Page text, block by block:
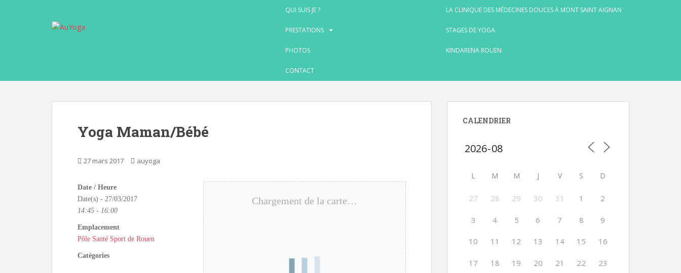
QUI SUIS JE ?
PRESTATIONS
PHOTOS
CONTACT
LA CLINIQUE DES MÉDECINES DOUCES À MONT SAINT AIGNAN
STAGES DE YOGA
KINDARENA ROUEN
Yoga Maman/Bébé
27 mars 2017 auyoga
Chargement de la carte…
Date / Heure
Date(s) - 27/03/2017
14:45 - 16:00
Emplacement
Pôle Santé Sport de Rouen
Catégories
CALENDRIER
L M M J V S D
27 28 29 30 31 1 2
3 4 5 6 7 8 9
10 11 12 13 14 15 16
17 18 19 20 21 22 23